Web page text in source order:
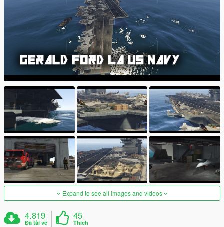
Expand to see all images and videos
4.819
Đã tải về
45
Thích